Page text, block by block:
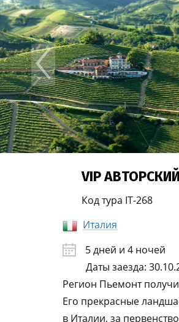
VIP
Код тура IT-268
Италия
5 дней и 4 ночей
Даты заезда:
Регион Пьемонт
Его прекрасные
в Италии, за